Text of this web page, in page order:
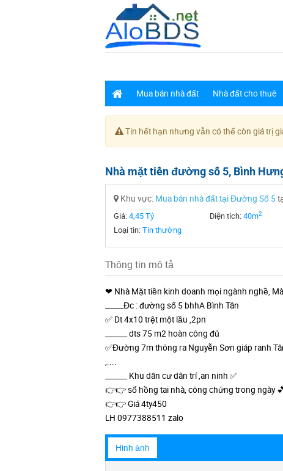
Mua bán nhà đất Nhà đất cho thuê
Tin hết hạn nhưng vẫn có thể còn giá trị
Nhà mặt tiền đường số 5, Bình
Khu vực: Mua bán nhà đất tại Đường Số 5
Giá:4,45 Tỷ Diện tích:40m2
Loại tin:Tin thường
Thông tin mô tả
❤ Nhà Mặt tiền kinh doanh mọi ngành nghề,
_____Đc : đường số 5 bhhA Bình Tân
✅ Dt 4x10 trệt một lầu ,2pn
______ dts 75 m2 hoàn công đủ
✅Đường 7m thông ra Nguyễn Sơn giáp ranh
,....
______ Khu dân cư dân trí ,an ninh ✅
👉👉 sổ hồng tai nhà, công chứng trong ngày
👉👉 Giá 4ty450
LH 0977388511 zalo
Hình ảnh